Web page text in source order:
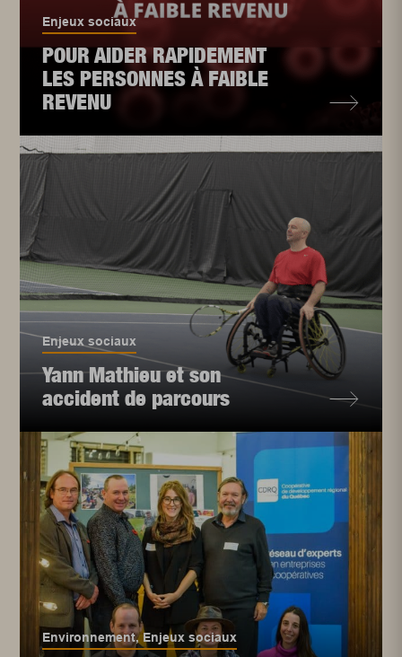
Enjeux sociaux
POUR AIDER RAPIDEMENT
LES PERSONNES À FAIBLE
REVENU
Enjeux sociaux
Yann Mathieu et son
accident de parcours
Environnement, Enjeux sociaux